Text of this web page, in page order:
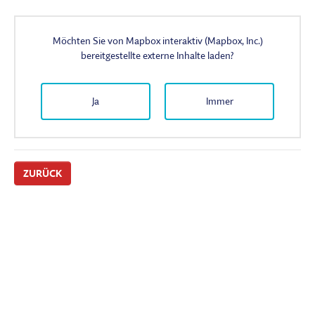
Möchten Sie von Mapbox interaktiv (Mapbox, Inc.)
bereitgestellte externe Inhalte laden?
Ja Immer
ZURÜCK